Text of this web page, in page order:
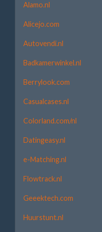
Alamo.nl
Alicejo.com
Autovendi.nl
Badkamerwinkel.nl
Berrylook.com
Casualcases.nl
Colorland.com/nl
Datingeasy.nl
e-Matching.nl
Flowtrack.nl
Geeektech.com
Huurstunt.nl